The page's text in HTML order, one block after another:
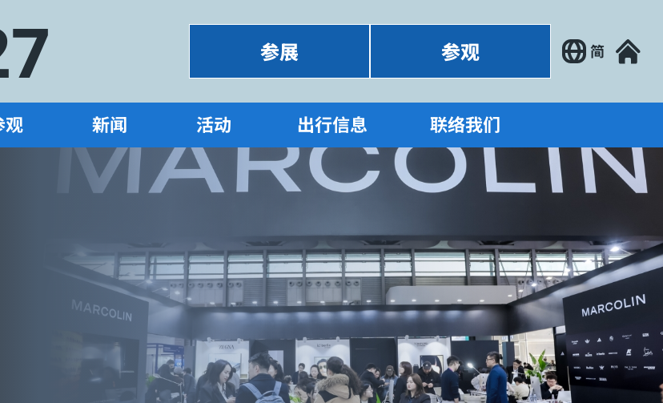
参展 参观 简
观 新闻 活动 出行信息 联络我们